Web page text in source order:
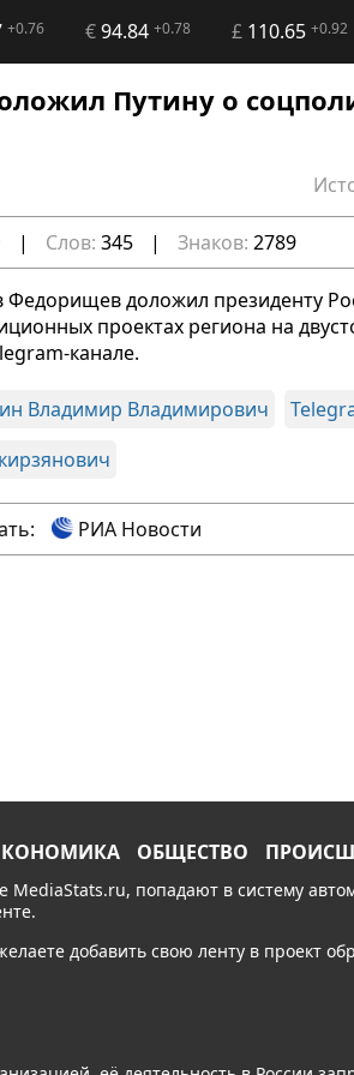
+0.76 €94.84 +0.78 £110.65 +0.92
Путину о
| Слов: 345 | Знаков: 2789
Федорищев доложил президенту
проектах региона на
канале.
Владимир Владимирович
РИА Новости
ОБЩЕСТВО
MediaStats.ru, попадают в систему
добавить свою ленту в проект